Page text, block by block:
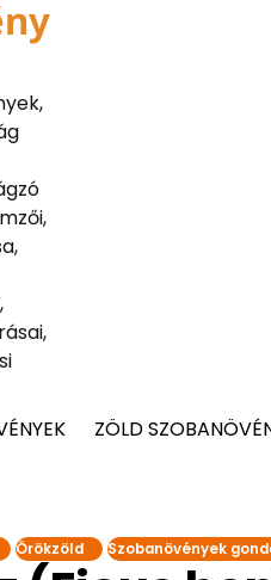
ZÖLD
Örökzöld Szobanövények